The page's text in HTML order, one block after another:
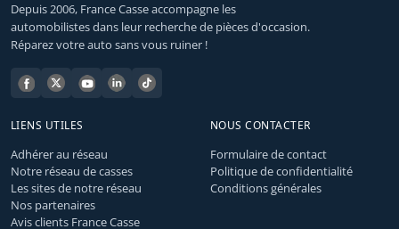
Depuis 2006, France Casse accompagne les
automobilistes dans leur recherche de pièces d'occasion.
Réparez votre auto sans vous ruiner !
LIENS UTILES
Adhérer au réseau
Notre réseau de casses
Les sites de notre réseau
Nos partenaires
Avis clients France Casse
NOUS CONTACTER
Formulaire de contact
Politique de confidentialité
Conditions générales